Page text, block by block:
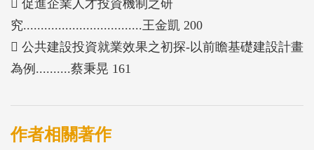
處同仁獲得本會109-110年度自行研究論文得獎之作
品，期待藉此引導更多部門參與意見交流，並帶動
產、官、學、研對人力資源發展議題之關注。在此特
別感謝撰稿同仁，於公務繁忙之餘，願意奉獻心力，
先進長年鼓勵與策進，在此謹致上深深的謝忱。雖然
 促進企業人才投資機制之研
究..................................王金凱 200
 公共建設投資就業效果之初探-以前瞻基礎建設計畫
為例..........蔡秉晃 161
作者相關著作